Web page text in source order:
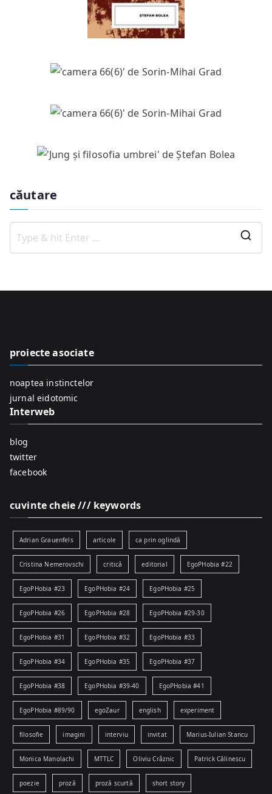
căutare
o
proiecte asociate
noaptea instinctelor
jurnal eidotomic
Interweb
blog
twitter
facebook
cuvinte cheie /// keywords
Adrian Grauenfels articole ca prin oglindă
Cristina Nemerovschi critică editorial EgoPHobia #22
EgoPHobia #23 EgoPHobia #24 EgoPHobia #25
EgoPHobia #26 EgoPHobia #28 EgoPHobia #29-30
EgoPHobia #31 EgoPHobia #32 EgoPHobia #33
EgoPHobia #34 EgoPHobia #35 EgoPHobia #37
EgoPHobia #38 EgoPHobia #39-40 EgoPHobia #41
EgoPHobia #89/90 egoZaur english experiment
filosofie imagini interviu invitat Marius-Iulian Stancu
Monica Manolachi MTTLC Oliviu Crâznic Patrick Călinescu
poezie proză proză scurtă short story